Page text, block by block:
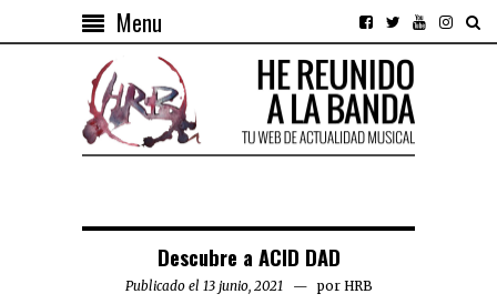
Menu
Descubre a ACID DAD
Publicado el 13 junio, 2021 por HRB